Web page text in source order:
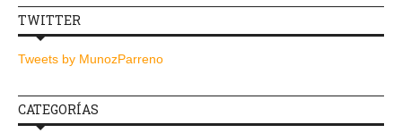
TWITTER
Tweets by MunozParreno
CATEGORÍAS